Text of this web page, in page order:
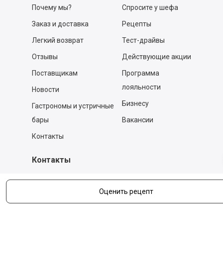
Оценить рецепт
Почему мы?
Заказ и доставка
Легкий возврат
Отзывы
Поставщикам
Новости
Гастрономы и устричные
бары
Контакты
Спросите у шефа
Рецепты
Тест-драйвы
Действующие акции
Программа
лояльности
Бизнесу
Вакансии
Контакты
140053,Котельники г, Московская обл.,
Силикат мкр, строение № 4, Пом/Ком 2/6